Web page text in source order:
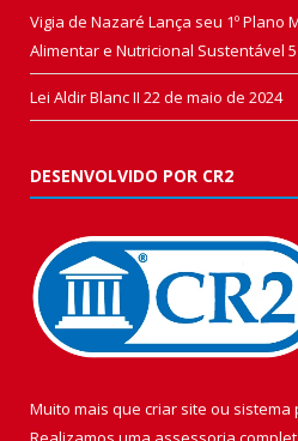
Vigia de Nazaré Lança seu 1º Plano
Alimentar e Nutricional Sustentável
Lei Aldir Blanc II 22 de maio de 2024
DESENVOLVIDO POR CR2
Muito mais que criar site ou sistema